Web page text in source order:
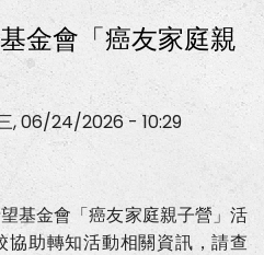
金會「癌友家庭親
, 06/24/2026 - 10:29
基金會「癌友家庭親子營」活
協助轉知活動相關資訊，請查